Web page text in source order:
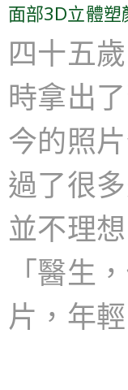
面部3D立體塑
四十五
時拿出
今的照
過了很
並不理
「醫生
片，年